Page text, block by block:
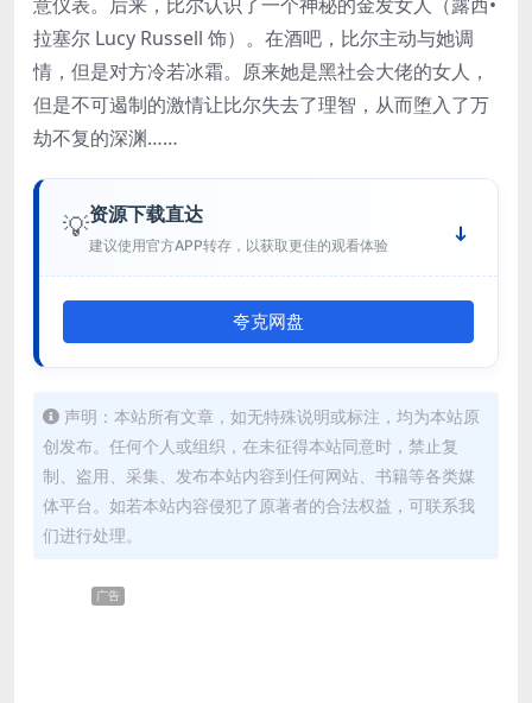
拉塞尔 Lucy Russell 饰）。在酒吧，比尔主动与她调
情，但是对方冷若冰霜。原来她是黑社会大佬的女人，
但是不可遏制的激情让比尔失去了理智，从而堕入了万
劫不复的深渊……
💡资源下载直达
建议使用官方APP转存，以获取更佳的观看体验
夸克网盘
声明：本站所有文章，如无特殊说明或标注，均为本站原
创发布。任何个人或组织，在未征得本站同意时，禁止复
制、盗用、采集、发布本站内容到任何网站、书籍等各类媒
体平台。如若本站内容侵犯了原著者的合法权益，可联系我
们进行处理。
广告